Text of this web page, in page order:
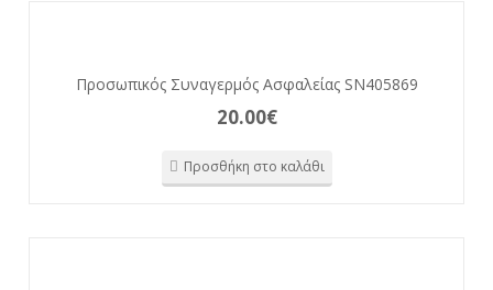
Προσωπικός Συναγερμός Ασφαλείας SN405869
20.00€
Προσθήκη στο καλάθι